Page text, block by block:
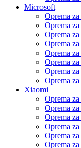
Microsoft
Oprema
Oprema
Oprema
Oprema
Oprema
Oprema
Oprema
Oprema
Xiaomi
Oprema
Oprema
Oprema
Oprema
Oprema
Oprema